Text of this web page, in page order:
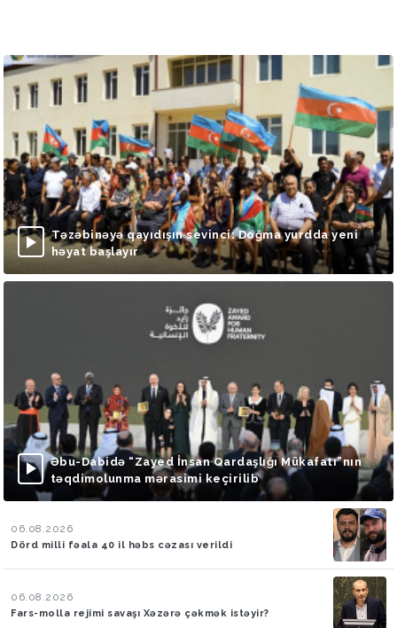
Təzəbinəyə qayıdışın sevinci: Doğma yurdda yeni
həyat başlayır
Əbu-Dabidə “Zayed İnsan Qardaşlığı Mükafatı”nın
təqdimolunma mərasimi keçirilib
06.08.2026
Dörd milli fəala 40 il həbs cəzası verildi
06.08.2026
Fars-molla rejimi savaşı Xəzərə çəkmək istəyir?